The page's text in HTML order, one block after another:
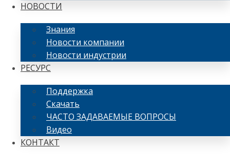
НОВОСТИ
Знания
Новости компании
Новости индустрии
РЕСУРС
Поддержка
Скачать
ЧАСТО ЗАДАВАЕМЫЕ ВОПРОСЫ
Видео
КОНТАКТ